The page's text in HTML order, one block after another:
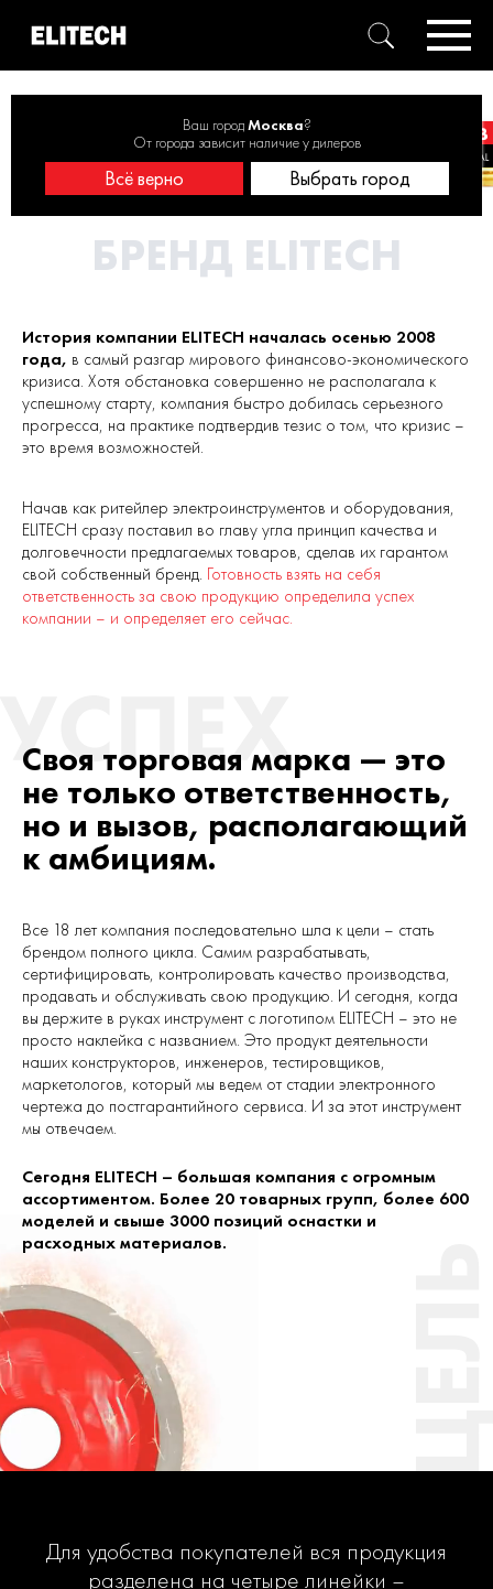
Ваш городМосква?
От города зависит наличие у дилеров
Всё верно Выбрать город
БРЕНД ELITECH
История компании ELITECH началась осенью 2008
года, в самый разгар мирового финансово-экономического
кризиса. Хотя обстановка совершенно не располагала к
успешному старту, компания быстро добилась серьезного
прогресса, на практике подтвердив тезис о том, что кризис –
это время возможностей.
Начав как ритейлер электроинструментов и оборудования,
ELITECH сразу поставил во главу угла принцип качества и
долговечности предлагаемых товаров, сделав их гарантом
свой собственный бренд. Готовность взять на себя
ответственность за свою продукцию определила успех
компании – и определяет его сейчас.
Своя торговая марка — это
не только ответственность,
но и вызов, располагающий
к амбициям.
Все 18 лет компания последовательно шла к цели – стать
брендом полного цикла. Самим разрабатывать,
сертифицировать, контролировать качество производства,
продавать и обслуживать свою продукцию. И сегодня, когда
вы держите в руках инструмент с логотипом ELITECH – это не
просто наклейка с названием. Это продукт деятельности
наших конструкторов, инженеров, тестировщиков,
маркетологов, который мы ведем от стадии электронного
чертежа до постгарантийного сервиса. И за этот инструмент
мы отвечаем.
Сегодня ELITECH – большая компания с огромным
ассортиментом. Более 20 товарных групп, более 600
моделей и свыше 3000 позиций оснастки и
расходных материалов.
Для удобства покупателей вся продукция
разделена на четыре линейки –